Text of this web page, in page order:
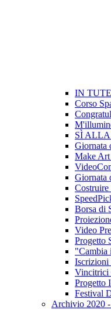
IN
Corso
SÌ
Giornata
Make
Giornata
Costruire
Borsa di
Video
Progetto
"Cambia
Iscrizioni
Vincitrici
Progetto
Festival
Archivio 2020 -